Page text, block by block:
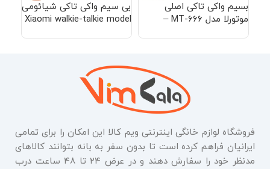
بسیم واکی تاکی اصلی
موتورلا مدل MT-666 –
(بسته تک عددی)
بی سیم واکی تاکی شیائومی
Xiaomi walkie-talkie model
lite
فروشگاه لوازم خانگی اینترنتی ویم کالا این امکان را برای تمامی
ایرانیان فراهم کرده است تا بدون سفر به بانه بتوانند کالاهای
مدنظر خود را سفارش دهند و در عرض ۲۴ تا ۴۸ ساعت درب